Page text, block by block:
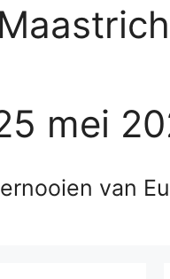
mei
van